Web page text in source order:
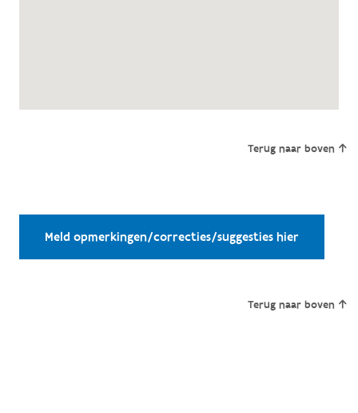
Terug naar boven
Meld opmerkingen/correcties/suggesties hier
Terug naar boven